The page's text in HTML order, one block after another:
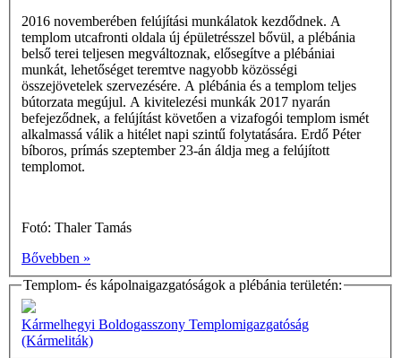
2016 novemberében felújítási munkálatok kezdődnek. A
templom utcafronti oldala új épületrésszel bővül, a plébánia
belső terei teljesen megváltoznak, elősegítve a plébániai
munkát, lehetőséget teremtve nagyobb közösségi
összejövetelek szervezésére. A plébánia és a templom teljes
bútorzata megújul. A kivitelezési munkák 2017 nyarán
befejeződnek, a felújítást követően a vizafogói templom ismét
alkalmassá válik a hitélet napi szintű folytatására. Erdő Péter
bíboros, prímás szeptember 23-án áldja meg a felújított
templomot.
Fotó: Thaler Tamás
Bővebben »
Templom- és kápolnaigazgatóságok a plébánia területén:
Kármelhegyi Boldogasszony Templomigazgatóság
(Kármeliták)